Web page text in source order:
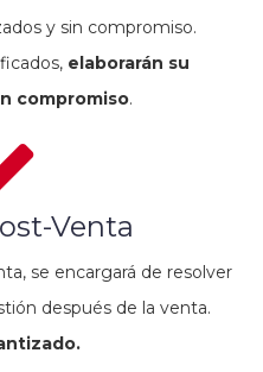
y sin compromiso.
elaborarán su
compromiso.
Venta
se encargará de resolver
después de la venta.